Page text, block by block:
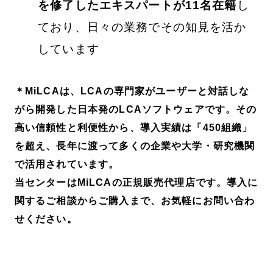
を修了したエキスパートが11名在籍 し
ており、日々の業務でその知見を活か
しています
＊MiLCAは、LCAの専門家がユーザーと対話しな
がら開発した日本発のLCAソフトウェアです。その
高い信頼性と利便性から、導入実績は「450組織」
を超え、長年に渡って多くの企業や大学・研究機関
で活用されています。
当センターはMiLCAの正規販売代理店です。導入に
関するご相談からご購入まで、お気軽にお問い合わ
せください。